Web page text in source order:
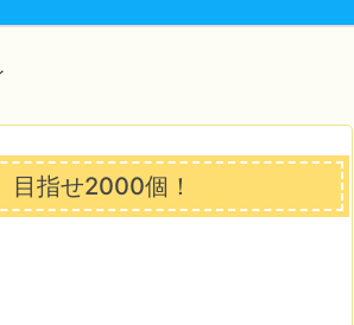
目指せ2000個！